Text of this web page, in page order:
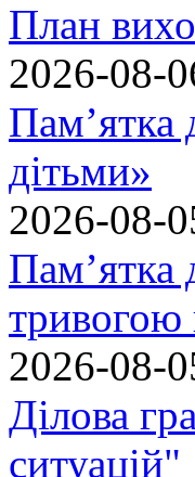
План
2026-08-
Пам’ятка
дітьми»
2026-08-
Пам’ятка
тривогою
2026-08-
Ділова
ситуацій"